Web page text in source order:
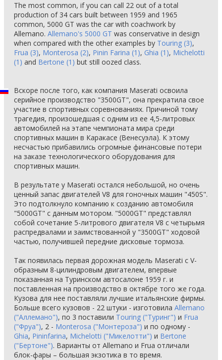
The most common, if you can call 22 out of a total
production of 34 cars built between 1959 and 1965
common, 5000 GT was the car with coachwork by
Allemano. Allemano's 5000 GT was conservative in design
when compared with the other examples by Touring (3),
Frua (3), Monterosa (2), Pinin Farina (1), Ghia (1), Michelotti
(1) and Bertone (1) but still oozed class.
Вскоре после того, как компания Maserati освоила
серийное производство "3500GT", она прекратила свое
участие в спортивных соревнованиях. Причиной тому
трагедия, произошедшая с одним из ее 4,5-литровых
автомобилей на этапе чемпионата мира среди
спортивных машин в Каракасе (Венесуэла). К этому
несчастью прибавились огромные финансовые потери
на заказе технологического оборудования для
спортивных машин.
В результате у Maserati остался небольшой, но очень
ценный запас двигателей V8 для гоночных машин "450S".
Это подтолкнуло компанию к созданию автомобиля
"5000GT" с данным мотором. "5000GT" представлял
собой сочетание 5-литрового двигателя V8 с четырьмя
распредвалами и заимствованной у "3500GT" ходовой
частью, получившей передние дисковые тормоза.
Так появилась первая дорожная модель Maserati с V-
образным 8-цилиндровым двигателем, впервые
показанная на Туринском автосалоне 1959 г. и
поставленная на производство в октябре того же года.
Кузова для нее поставляли лучшие итальянские фирмы.
Больше всего кузовов - 22 штуки - изготовила Allemano
("Аллемано"), по 3 поставили Touring ("Туринг") и Frua
("Фруа"), 2 - Monterosa ("Монтероза") и по одному -
Ghia, Pininfarina, Michelotti ("Микелотти") и Bertone
("Бертоне"). Варианты от Allemano и Frua отличали
блок-фары – большая экзотика в то время.